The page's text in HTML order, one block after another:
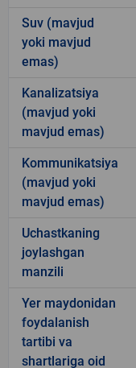
Suv (mavjud
yoki mavjud
emas)
Kanalizatsiya
(mavjud yoki
mavjud emas)
Kommunikatsiya
(mavjud yoki
mavjud emas)
Uchastkaning
joylashgan
manzili
Yer maydonidan
foydalanish
tartibi va
shartlariga oid